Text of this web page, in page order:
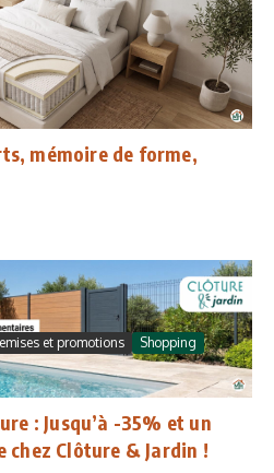
mémoire de forme,
et promotions
Shopping
: Jusqu’à -35% et un
chez Clôture & Jardin !